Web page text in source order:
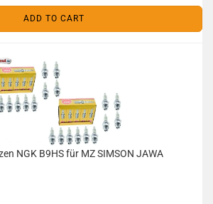
ADD TO CART
NGK B9HS für MZ SIMSON JAWA